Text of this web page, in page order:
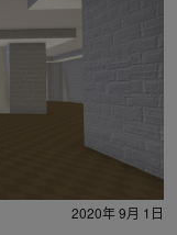
2020年 9月 1日